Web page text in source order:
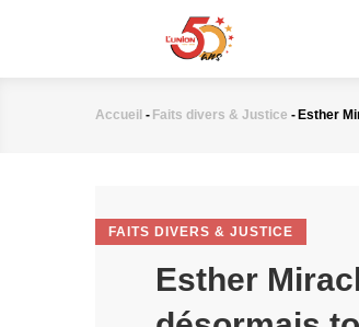
Fil
Accueil - Faits divers & Justice - Esther
FAITS DIVERS & JUSTICE
Esther